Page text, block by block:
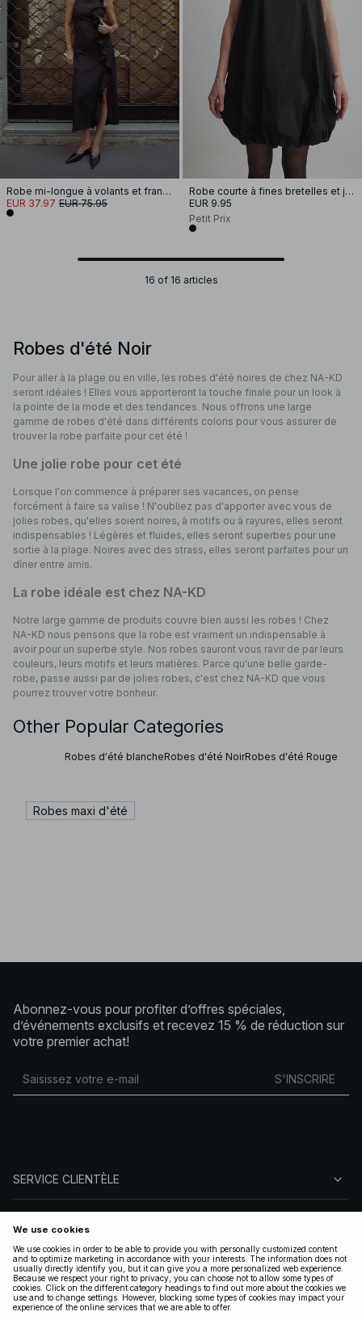
Robe mi-longue à volants et franges
EUR 37.97 EUR 75.95
Robe courte à fines bretelles et jupe volumineuse
EUR 9.95
Petit Prix
16 of 16 articles
Robes d'été Noir
Pour aller à la plage ou en ville, les robes d'été noires de chez NA-KD
seront idéales ! Elles vous apporteront la touche finale pour un look à
la pointe de la mode et des tendances. Nous offrons une large
gamme de robes d'été dans différents coloris pour vous assurer de
trouver la robe parfaite pour cet été !
Une jolie robe pour cet été
Lorsque l'on commence à préparer ses vacances, on pense
forcément à faire sa valise ! N'oubliez pas d'apporter avec vous de
jolies robes, qu'elles soient noires, à motifs ou à rayures, elles seront
indispensables ! Légères et fluides, elles seront superbes pour une
sortie à la plage. Noires avec des strass, elles seront parfaites pour un
dîner entre amis.
La robe idéale est chez NA-KD
Notre large gamme de produits couvre bien aussi les robes ! Chez
NA-KD nous pensons que la robe est vraiment un indispensable à
avoir pour un superbe style. Nos robes sauront vous ravir de par leurs
couleurs, leurs motifs et leurs matières. Parce qu'une belle garde-
robe, passe aussi par de jolies robes, c'est chez NA-KD que vous
pourrez trouver votre bonheur.
Other Popular Categories
Robes d'été blancheRobes d'été NoirRobes d'été Rouge
Robes maxi d'été
Abonnez-vous pour profiter d’offres spéciales,
d’événements exclusifs et recevez 15 % de réduction sur
votre premier achat!
S'INSCRIRE
SERVICE CLIENTÈLE
SUIVEZ-NOUS
LÉGAL